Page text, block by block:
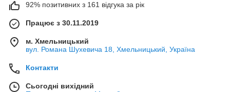
92% позитивних з 161 відгука за рік
Працює з 30.11.2019
м. Хмельницький
вул. Романа Шухевича 18, Хмельницький, Україна
Контакти
Сьогодні вихідний